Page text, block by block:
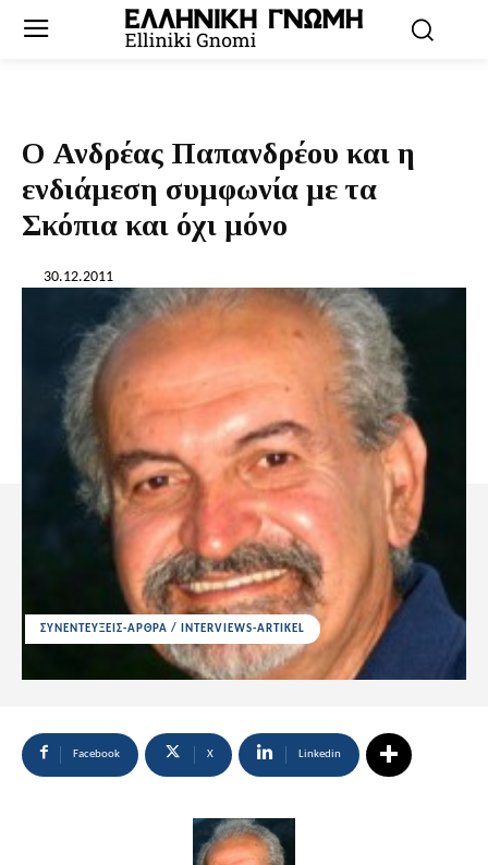
Ο Ανδρέας Παπανδρέου και η
ενδιάμεση συμφωνία με τα
Σκόπια και όχι μόνο
30.12.2011
ΣΥΝΕΝΤΕΥΞΕΙΣ-ΑΡΘΡΑ / INTERVIEWS-ARTIKEL
Facebook X Linkedin